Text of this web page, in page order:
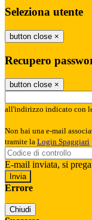
Seleziona utente
button close ×
Recupero
button close ×
all'indirizzo indicato con
Non hai una e-mail
tramite la Login Spaggiari
E-mail inviata, si
Errore
Chiudi